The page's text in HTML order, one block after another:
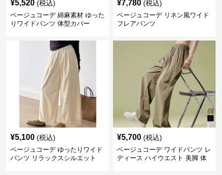
¥5,520 (税込)
ベージュコーデ 綿麻素材 ゆった
りワイドパンツ 体型カバー
¥7,780 (税込)
ベージュコーデ リネン風ワイド
フレアパンツ
¥5,100 (税込)
ベージュコーデ ゆったりワイド
パンツ リラックスシルエット
¥5,700 (税込)
ベージュコーデ ワイドパンツ レ
ディース ハイウエスト 美脚 体